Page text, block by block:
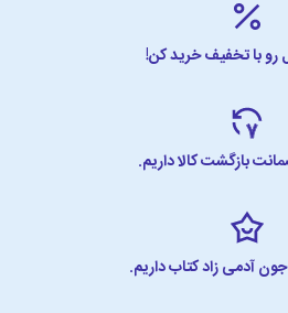
رو با تخفیف خرید کن!
بازگشت کالا داریم.
جون آدمی زاد کتاب داریم.